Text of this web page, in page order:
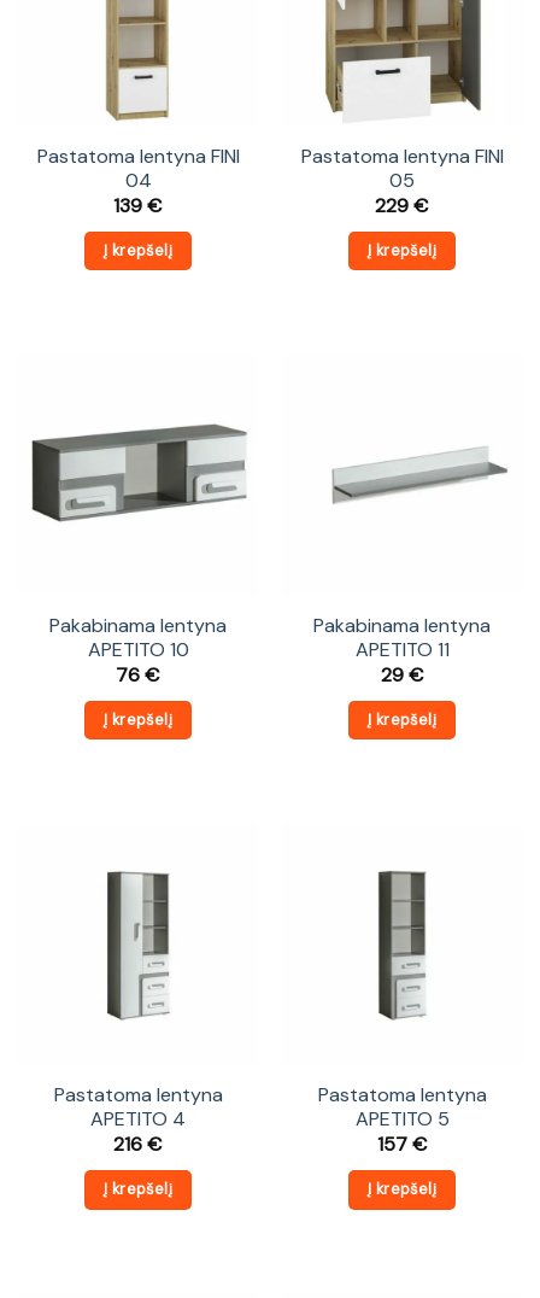
Pastatoma lentyna FINI
04
139€
Į krepšelį
Pastatoma lentyna FINI
05
229€
Į krepšelį
Pakabinama lentyna
APETITO 10
76€
Į krepšelį
Pakabinama lentyna
APETITO 11
29€
Į krepšelį
Pastatoma lentyna
APETITO 4
216€
Į krepšelį
Pastatoma lentyna
APETITO 5
157€
Į krepšelį